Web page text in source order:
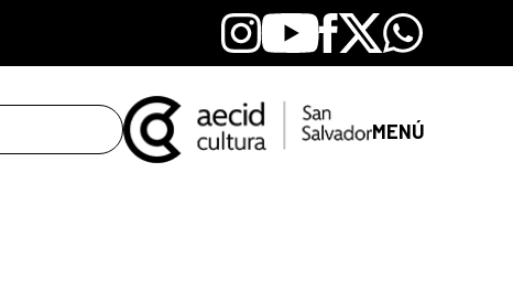
Instagram
YoutubeFacebook
X Whatsapp
MENÚ